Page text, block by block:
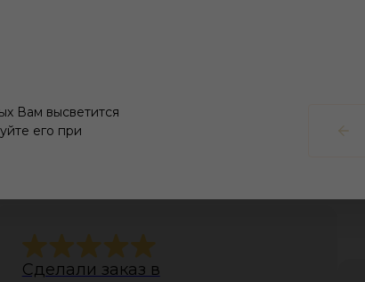
Вам высветится
его при
наших
Сделали заказ в